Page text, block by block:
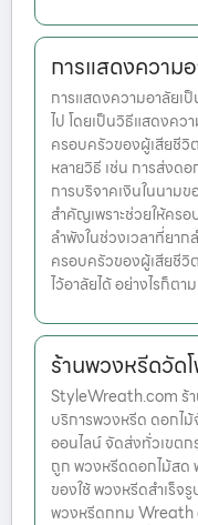
การแสดงความ
การแสดงความอาลัยเ
ไป โดยเป็นวิธีแสดงคว
ครอบครัวของผู้เสียชีวิ
หลายวิธี เช่น การส่งด
การบริจาคเงินในนาม
สำคัญเพราะช่วยให้คร
ลำพังในช่วงเวลาที่ยา
ครอบครัวของผู้เสียชีวิ
ไว้อาลัยได้ อย่างไรก็ต
ร้านพวงหรีดวัด
StyleWreath.com ร้
บริการพวงหรีด ดอกไ
ออนไลน์ จัดส่งทั่วเขต
ถูก พวงหรีดดอกไม้สด
ของใช้ พวงหรีดสำเร็
พวงหรีดกทม